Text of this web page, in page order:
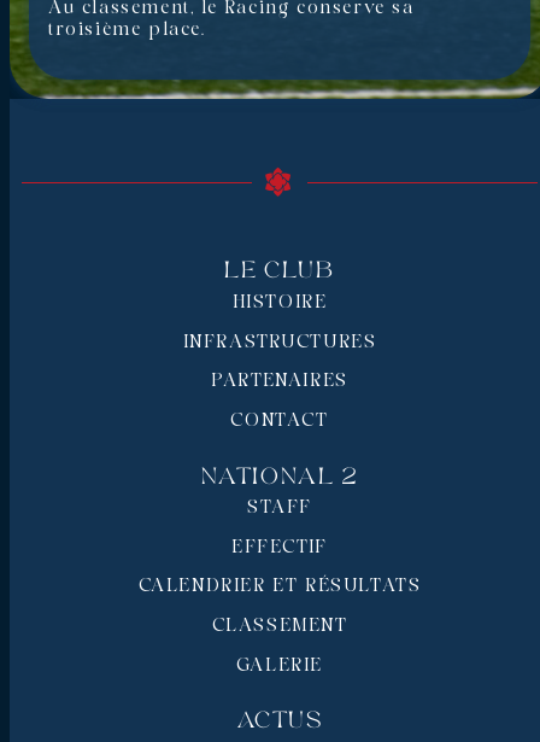
Au classement, le Racing conserve sa
troisième place.
Le Club
HISTOIRE
INFRASTRUCTURES
PARTENAIRES
CONTACT
National 2
STAFF
EFFECTIF
CALENDRIER ET RÉSULTATS
CLASSEMENT
GALERIE
Actus